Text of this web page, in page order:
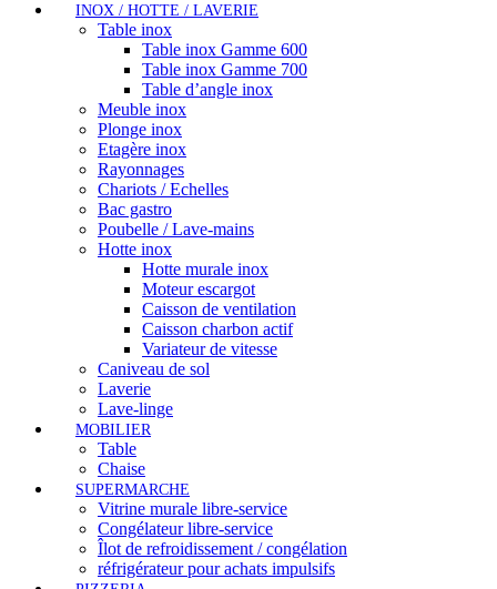
INOX / HOTTE / LAVERIE
Table inox
Table inox Gamme 600
Table inox Gamme 700
Table d’angle inox
Meuble inox
Plonge inox
Etagère inox
Rayonnages
Chariots / Echelles
Bac gastro
Poubelle / Lave-mains
Hotte inox
Hotte murale inox
Moteur escargot
Caisson de ventilation
Caisson charbon actif
Variateur de vitesse
Caniveau de sol
Laverie
Lave-linge
MOBILIER
Table
Chaise
SUPERMARCHE
Vitrine murale libre-service
Congélateur libre-service
Îlot de refroidissement / congélation
réfrigérateur pour achats impulsifs